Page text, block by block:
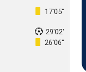
17'05''
29'02'
26'06''